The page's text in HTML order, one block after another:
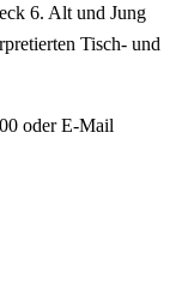
6. Alt und Jung
Tisch- und
oder E-Mail